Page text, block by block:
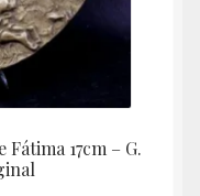
17cm – G.